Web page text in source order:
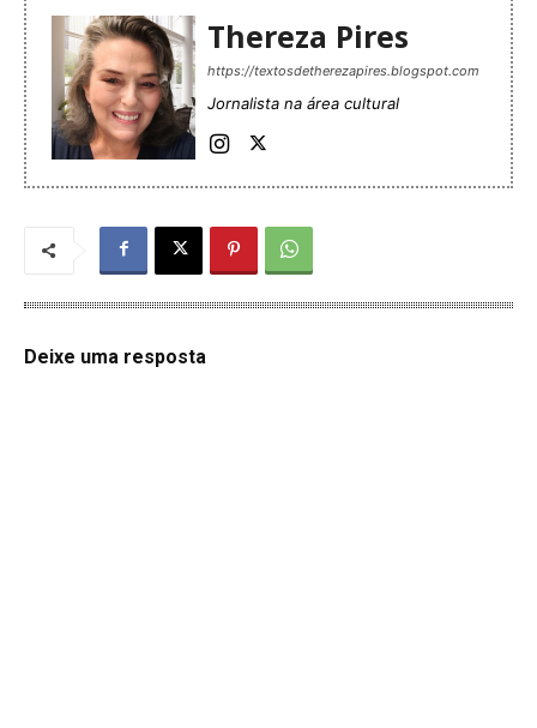
Thereza Pires
https://textosdetherezapires.blogspot.com
Jornalista na área cultural
Deixe uma resposta